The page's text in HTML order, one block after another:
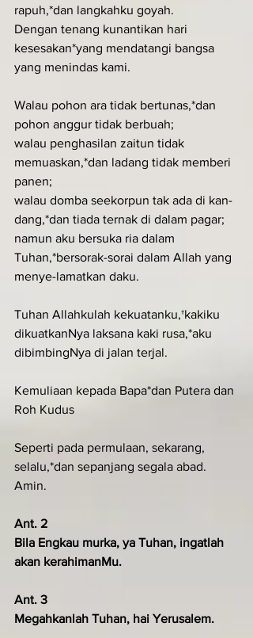
rapuh,*dan langkahku goyah.
Dengan tenang kunantikan hari
kesesakan*yang mendatangi bangsa
yang menindas kami.
Walau pohon ara tidak bertunas,*dan
pohon anggur tidak berbuah;
walau penghasilan zaitun tidak
memuaskan,*dan ladang tidak memberi
panen;
walau domba seekorpun tak ada di kan-
dang,*dan tiada ternak di dalam pagar;
namun aku bersuka ria dalam
Tuhan,*bersorak-sorai dalam Allah yang
menye-lamatkan daku.
Tuhan Allahkulah kekuatanku,†kakiku
dikuatkanNya laksana kaki rusa,*aku
dibimbingNya di jalan terjal.
Kemuliaan kepada Bapa*dan Putera dan
Roh Kudus
Seperti pada permulaan, sekarang,
selalu,*dan sepanjang segala abad.
Amin.
Ant. 2
Bila Engkau murka, ya Tuhan, ingatlah
akan kerahimanMu.
Ant. 3
Megahkanlah Tuhan, hai Yerusalem.